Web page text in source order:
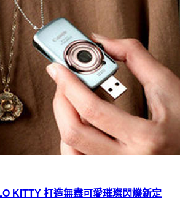
KITTY 打造無盡可愛璀璨閃爍新定